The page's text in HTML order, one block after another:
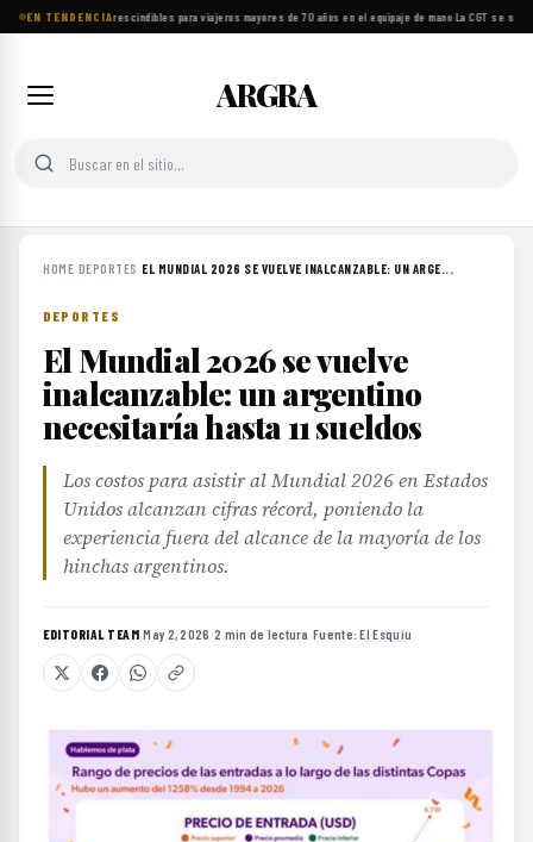
EN TENDENCIA
Ocho objetos imprescindibles para viajeros mayores de 70 años en el equipaje de mano·La CGT se
ARGRA
HOME›DEPORTES ›EL MUNDIAL 2026 SE VUELVE INALCANZABLE: UN ARGE...
DEPORTES
El Mundial 2026 se vuelve
inalcanzable: un argentino
necesitaría hasta 11 sueldos
Los costos para asistir al Mundial 2026 en Estados
Unidos alcanzan cifras récord, poniendo la
experiencia fuera del alcance de la mayoría de los
hinchas argentinos.
EDITORIAL TEAM·May 2, 2026 ·2 min de lectura ·Fuente:El Esquiu